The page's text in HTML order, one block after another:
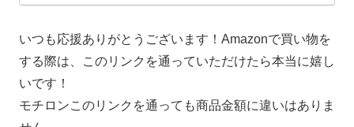
いつも応援ありがとうございます！Amazonで買い物を
する際は、このリンクを通っていただけたら本当に嬉し
いです！
モチロンこのリンクを通っても商品金額に違いはありま